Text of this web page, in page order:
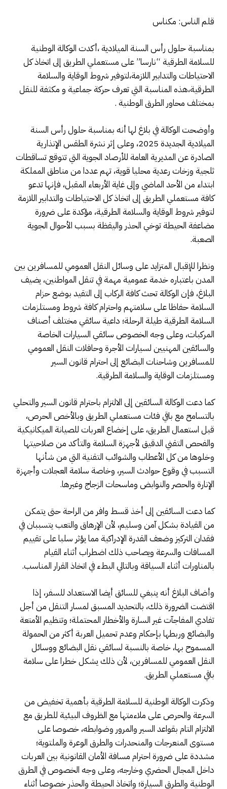
قلم الناس: مكناس
بمناسبة حلول رأس السنة الميلادية ،أكدت الوكالة الوطنية
للسلامة الطرقية “نارسا” على مستعملي الطريق إلى اتخاذ كل
الاحتياطات والتدابير اللازمة،لتوفير شروط الوقاية والسلامة
الطرقية،هذه المناسبة التي تعرف حركة جماعية و مكثفة للنقل
بمختلف محاور الطرق الوطنية .
وأوضحت الوكالة في بلاغ لها أنه بمناسبة حلول رأس السنة
الميلادية الجديدة 2025، وعلى إثر نشرة الطقس الإنذارية
الصادرة عن المديرية العامة للأرصاد الجوية التي تتوقع تساقطات
ثلجية وزخات رعدية محليا قوية، تهم عددا من مناطق المملكة
ابتداء من الأحد الماضي وإلى غاية الأربعاء المقبل، فإنها تدعو
كافة مستعملي الطريق إلى اتخاذ كل الاحتياطات والتدابير اللازمة
لتوفير شروط الوقاية والسلامة الطرقية، مؤكدة على ضرورة
مضاعفة الحيطة توخي الحذر واليقظة بسبب الأحوال الجوية
الصعبة.
ونظرا للإقبال المتزايد على وسائل النقل العمومي للمسافرين بين
المدن باعتباره خدمة عمومية مهمة في تنقل المواطنين، يضيف
البلاغ، فإن الوكالة تحث كافة الركاب إلى التقيد بوضع حزام
السلامة حفاظا على سلامتهم واحترام كافة شروط ومستلزمات
السلامة الطرقية طيلة الرحلة؛ داعية سائقي مختلف أصناف
المركبات، وعلى وجه الخصوص سائقي السيارات الخاصة
والسائقين المهنيين لسيارات الأجرة وحافلات النقل العمومي
للمسافرين وشاحنات البضائع إلى احترام قانون السير
ومستلزمات الوقاية والسلامة الطرقية.
كما دعت الوكالة السائقين إلى الالتزام باحترام قانون السير والتحلي
بالتسامح مع باقي فئات مستعملي الطريق وبالأخص الحرص،
قبل استعمال الطريق، على إخضاع العربات للصيانة الميكانيكية
والفحص التقني الدقيق لأجهزة السلامة والتأكد من صلاحيتها
وخلوها من كل الأعطاب والشوائب التقنية التي من شأنها
التسبب في وقوع حوادث السير، وخاصة سلامة العجلات وأجهزة
الإنارة والحصر والنوابض وماسحات الزجاج وغيرها.
كما دعت السائقين إلى أخذ قسط وافر من الراحة حتى يتمكن
من القيادة بشكل آمن وسليم، لأن الإرهاق والتعب يتسببان في
فقدان التركيز وضعف القدرة الإدراكية مما يؤثر سلبا على تقييم
المسافات والسرعة ويصاحب ذلك اضطراب أثناء القيام
بالمناورات أثناء السياقة وبالتالي البطء في اتخاذ القرار المناسب.
وأضاف البلاغ أنه ينبغي للسائق أيضا الاستعداد للسفر، إذا
اقتضت الضرورة ذلك، بالتحديد المسبق لمسار التنقل من أجل
تفادي المفاجآت غير السارة والأخطار المحتملة؛ وتنظيم الأمتعة
والبضائع وربطها بإحكام وعدم تحميل العربة أكثر من الحمولة
المسموح بها، خاصة بالنسبة لسائقي نقل البضائع ووسائل
النقل العمومي للمسافرين، لأن ذلك يشكل خطرا على سلامة
باقي مستعملي الطريق.
وذكرت الوكالة الوطنية للسلامة الطرقية بأهمية تخفيض من
السرعة والحرص على ملاءمتها مع الظروف البيئية للطريق مع
الالتزام التام بقواعد السير والمرور وضوابطه، خصوصا على
مستوى المنعرجات والمنحدرات والطرق الوعرة والملتوية؛
مشددة على ضرورة احترام مسافة الأمان القانونية بين العربات
داخل المجال الحضري وخارجه، وعلى وجه الخصوص في الطرق
الوطنية والطرق السيارة؛ واتخاذ الحيطة والحذر خصوصا أثناء